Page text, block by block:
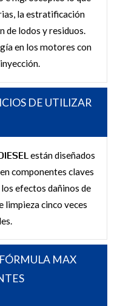
la estratificación
de lodos y residuos.
en los motores con
DE UTILIZAR
están diseñados
componentes claves
efectos dañinos de
limpieza cinco veces
MAX